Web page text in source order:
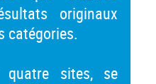
originaux
catégories.
quatre sites, se